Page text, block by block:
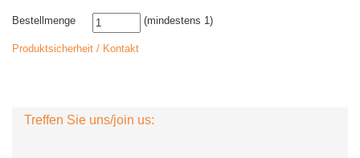
Bestellmenge (mindestens 1)
Produktsicherheit / Kontakt
Treffen Sie uns/join us: